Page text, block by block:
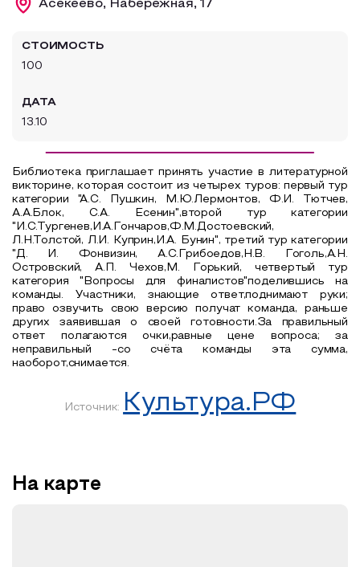
Аттестованные экскурсоводы
Все маршруты
Асекеево, Набережная, 17
СТОИМОСТЬ
100
ДАТА
13.10
Библиотека приглашает принять участие в литературной
викторине, которая состоит из четырех туров: первый тур
категории "А.С. Пушкин, М.Ю.Лермонтов, Ф.И. Тютчев,
А.А.Блок, С.А. Есенин",второй тур категории
"И.С.Тургенев,И.А.Гончаров,Ф.М.Достоевский,
Л.Н.Толстой, Л.И. Куприн,И.А. Бунин", третий тур категории
"Д. И. Фонвизин, А.С.Грибоедов,Н.В. Гоголь,А.Н.
Островский, А.П. Чехов,М. Горький, четвертый тур
категория "Вопросы для финалистов"поделившись на
команды. Участники, знающие ответ,поднимают руки;
право озвучить свою версию получат команда, раньше
других заявившая о своей готовности.За правильный
ответ полагаются очки,равные цене вопроса; за
неправильный -со счёта команды эта сумма,
наоборот,снимается.
Источник: Культура.РФ
На карте